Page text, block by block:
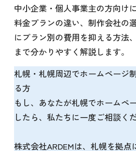
中小企業・個人事業主の方向け
料金プランの違い、制作会社の
にプラン別の費用を抑える方法
まで分かりやすく解説します。
札幌・札幌周辺でホームページ
る方
もし、あなたが札幌でホームペ
したら、私たちに一度ご相談くだ
株式会社ARDEMは、札幌を拠